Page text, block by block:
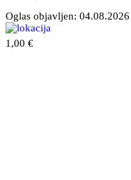
Oglas objavljen: 04.08.2026
1,00 €